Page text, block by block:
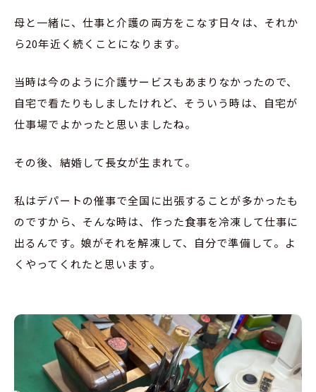
母と一緒に、仕事と介護の両方をこなす日々は、それか
ら20年近く続くことになります。
当時は今のように介護サービスもあまりなかったので、
自宅で看たりもしましたけれど、そういう時は、自宅が
仕事場でよかったと思いましたね。
その後、結婚して長女が生まれて。
私はデパートの催事で全国に出張することが多かったも
のですから、そんな時は、作った食事を冷凍して仕事に
出るんです。娘がそれを解凍して、自分で準備して。よ
くやってくれたと思います。